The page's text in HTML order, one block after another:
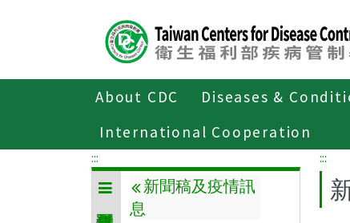
About CDC Diseases &
International Cooperation
傳染病與防疫專題
:::
新聞稿及疫情訊
息
:::